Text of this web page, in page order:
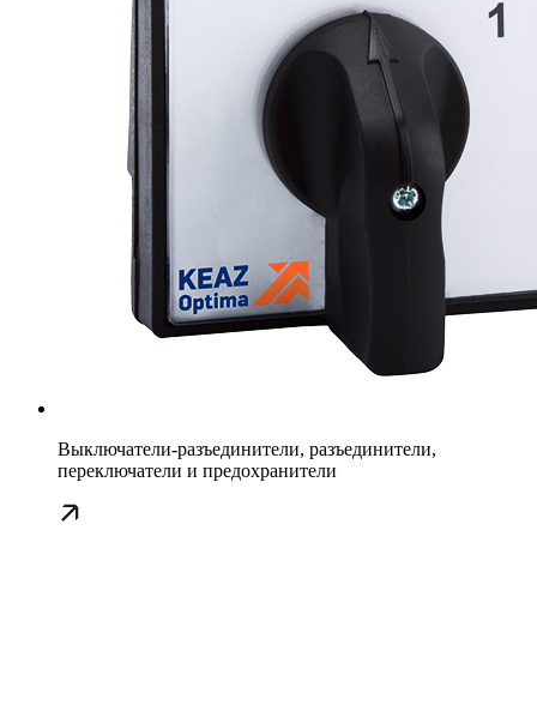
Выключатели-разъединители, разъединители,
переключатели и предохранители